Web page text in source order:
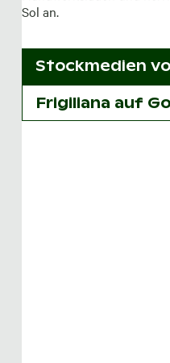
Sol an.
Stockmedien
Frigiliana auf